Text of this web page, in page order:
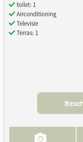
toilet: 1
Airconditioning
Televisie
Terras: 1